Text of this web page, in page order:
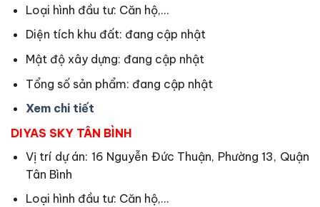
Loại hình đầu tư: Căn hộ,…
Diện tích khu đất: đang cập nhật
Mật độ xây dựng: đang cập nhật
Tổng số sản phẩm: đang cập nhật
Xem chi tiết
DIYAS SKY TÂN BÌNH
Vị trí dự án: 16 Nguyễn Đức Thuận, Phường 13, Quận
Tân Bình
Loại hình đầu tư: Căn hộ,…